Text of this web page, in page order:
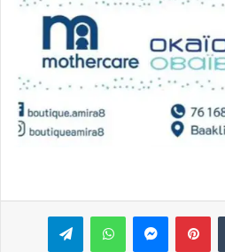
بينتيريستماسنجر واتساب تيلقرام